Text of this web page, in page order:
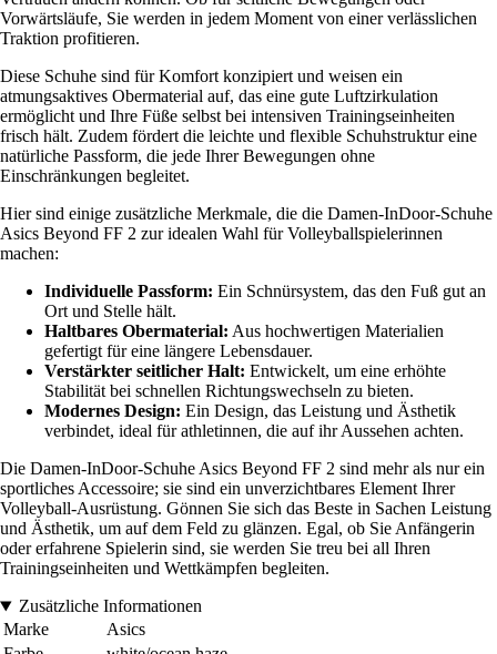
Vorwärtsläufe, Sie werden in jedem Moment von einer verlässlichen
Traktion profitieren.
Diese Schuhe sind für Komfort konzipiert und weisen ein
atmungsaktives Obermaterial auf, das eine gute Luftzirkulation
ermöglicht und Ihre Füße selbst bei intensiven Trainingseinheiten
frisch hält. Zudem fördert die leichte und flexible Schuhstruktur eine
natürliche Passform, die jede Ihrer Bewegungen ohne
Einschränkungen begleitet.
Hier sind einige zusätzliche Merkmale, die die Damen-InDoor-Schuhe
Asics Beyond FF 2 zur idealen Wahl für Volleyballspielerinnen
machen:
Individuelle Passform: Ein Schnürsystem, das den Fuß gut an
Ort und Stelle hält.
Haltbares Obermaterial: Aus hochwertigen Materialien
gefertigt für eine längere Lebensdauer.
Verstärkter seitlicher Halt: Entwickelt, um eine erhöhte
Stabilität bei schnellen Richtungswechseln zu bieten.
Modernes Design: Ein Design, das Leistung und Ästhetik
verbindet, ideal für athletinnen, die auf ihr Aussehen achten.
Die Damen-InDoor-Schuhe Asics Beyond FF 2 sind mehr als nur ein
sportliches Accessoire; sie sind ein unverzichtbares Element Ihrer
Volleyball-Ausrüstung. Gönnen Sie sich das Beste in Sachen Leistung
und Ästhetik, um auf dem Feld zu glänzen. Egal, ob Sie Anfängerin
oder erfahrene Spielerin sind, sie werden Sie treu bei all Ihren
Trainingseinheiten und Wettkämpfen begleiten.
Zusätzliche Informationen
Marke
Asics